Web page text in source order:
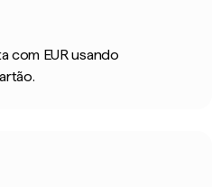
com EUR usando